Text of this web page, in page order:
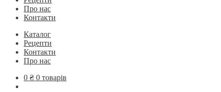
Про нас
Контакти
Каталог
Рецепти
Контакти
Про нас
0 ₴ 0 товарів